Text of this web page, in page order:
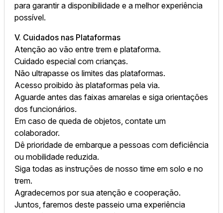
para garantir a disponibilidade e a melhor experiência
possível.
V. Cuidados nas Plataformas
Atenção ao vão entre trem e plataforma.
Cuidado especial com crianças.
Não ultrapasse os limites das plataformas.
Acesso proibido às plataformas pela via.
Aguarde antes das faixas amarelas e siga orientações
dos funcionários.
Em caso de queda de objetos, contate um
colaborador.
Dê prioridade de embarque a pessoas com deficiência
ou mobilidade reduzida.
Siga todas as instruções de nosso time em solo e no
trem.
Agradecemos por sua atenção e cooperação.
Juntos, faremos deste passeio uma experiência